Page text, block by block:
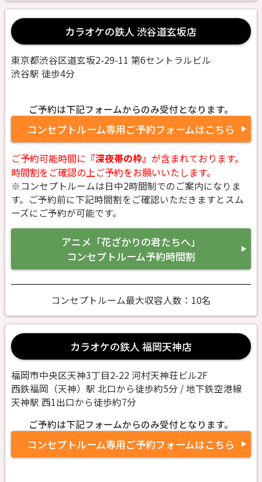
カラオケの鉄人 渋谷道玄坂店
東京都渋谷区道玄坂2-29-11 第6セントラルビル
渋谷駅 徒歩4分
ご予約は下記フォームからのみ受付となります。
コンセプトルーム専用ご予約フォームはこちら
ご予約可能時間に 『深夜帯の枠』 が含まれております。
時間割をご確認の上ご予約をお願いいたします。
※コンセプトルームは日中2時間制でのご案内になりま
す。ご予約前に下記時間割をご確認いただきますとスム
ーズにご予約が可能です。
アニメ「花ざかりの君たちへ」
コンセプトルーム予約時間割
コンセプトルーム最大収容人数：10名
カラオケの鉄人 福岡天神店
福岡市中央区天神3丁目2-22 河村天神荘ビル2F
西鉄福岡（天神）駅 北口から徒歩約5分 / 地下鉄空港線
天神駅 西1出口から徒歩約7分
ご予約は下記フォームからのみ受付となります。
コンセプトルーム専用ご予約フォームはこちら